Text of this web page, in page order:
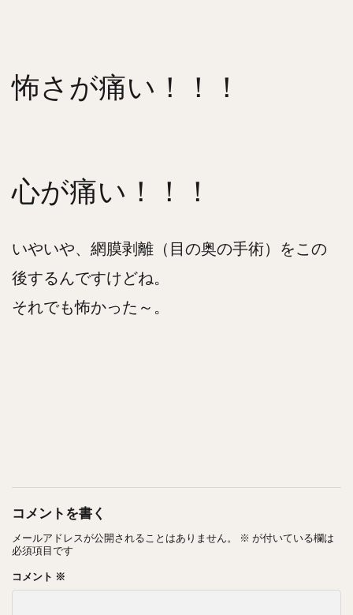
怖さが痛い！！！
心が痛い！！！
いやいや、網膜剥離（目の奥の手術）をこの
後するんですけどね。
それでも怖かった～。
コメントを書く
メールアドレスが公開されることはありません。 ※ が付いている欄は
必須項目です
コメント ※